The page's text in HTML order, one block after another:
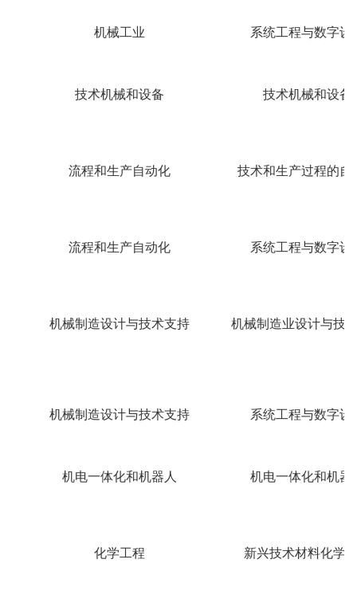
机械工业 系统工程与数字设
技术机械和设备 技术机械和设备
流程和生产自动化 技术和生产过程的自
流程和生产自动化 系统工程与数字设
机械制造设计与技术支持 机械制造业设计与技
机械制造设计与技术支持 系统工程与数字设
机电一体化和机器人 机电一体化和机器
化学工程 新兴技术材料化学